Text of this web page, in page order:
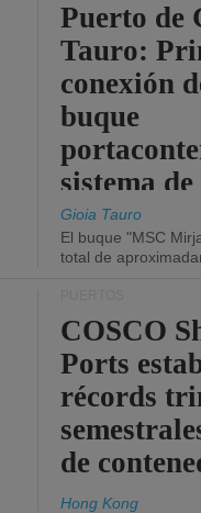
Puerto de
Tauro:
conexión
buque
sistema
la red
Gioia Tauro
El buque "MSC
total de
COSCO
Ports
récords
de
Hong Kong